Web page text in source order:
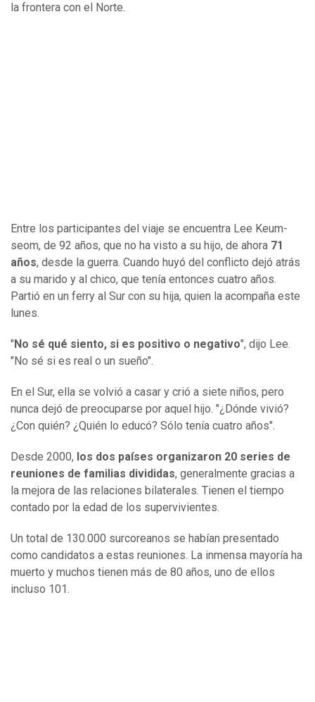
la frontera con el Norte.
Entre los participantes del viaje se encuentra Lee Keum-
seom, de 92 años, que no ha visto a su hijo, de ahora 71
años, desde la guerra. Cuando huyó del conflicto dejó atrás
a su marido y al chico, que tenía entonces cuatro años.
Partió en un ferry al Sur con su hija, quien la acompaña este
lunes.
" No sé qué siento, si es positivo o negativo", dijo Lee.
"No sé si es real o un sueño".
En el Sur, ella se volvió a casar y crió a siete niños, pero
nunca dejó de preocuparse por aquel hijo. "¿Dónde vivió?
¿Con quién? ¿Quién lo educó? Sólo tenía cuatro años".
Desde 2000, los dos países organizaron 20 series de
reuniones de familias divididas, generalmente gracias a
la mejora de las relaciones bilaterales. Tienen el tiempo
contado por la edad de los supervivientes.
Un total de 130.000 surcoreanos se habían presentado
como candidatos a estas reuniones. La inmensa mayoría ha
muerto y muchos tienen más de 80 años, uno de ellos
incluso 101.